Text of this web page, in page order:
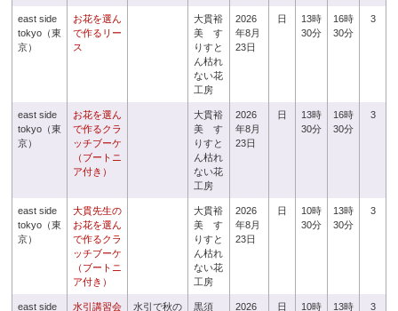
east side
tokyo（東
京）
お花を選ん
で作るリー
ス
大貫裕
美 す
りすと
ん枯れ
ない花
工房
2026
年8月
23日
日
13時
30分
16時
30分
3
east side
tokyo（東
京）
お花を選ん
で作るクラ
ッチブーケ
（ブートニ
ア付き）
大貫裕
美 す
りすと
ん枯れ
ない花
工房
2026
年8月
23日
日
13時
30分
16時
30分
3
east side
tokyo（東
京）
大貫先生の
お花を選ん
で作るクラ
ッチブーケ
（ブートニ
ア付き）
大貫裕
美 す
りすと
ん枯れ
ない花
工房
2026
年8月
23日
日
10時
30分
13時
30分
3
east side
水引講習会
水引で秋の
黒須
2026
日
10時
13時
3